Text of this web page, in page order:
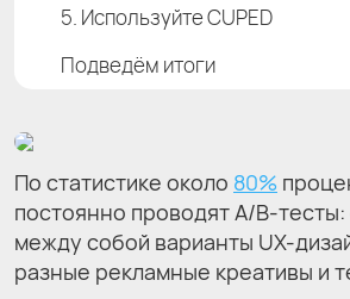
По статистике около 80%
постоянно проводят A/B-
между собой варианты UX-
разные рекламные креативы и
5. Используйте CUPED
Подведём итоги